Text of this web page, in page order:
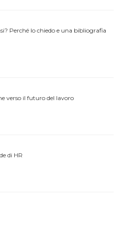
Perché lo chiedo e una bibliografia
verso il futuro del lavoro
di HR